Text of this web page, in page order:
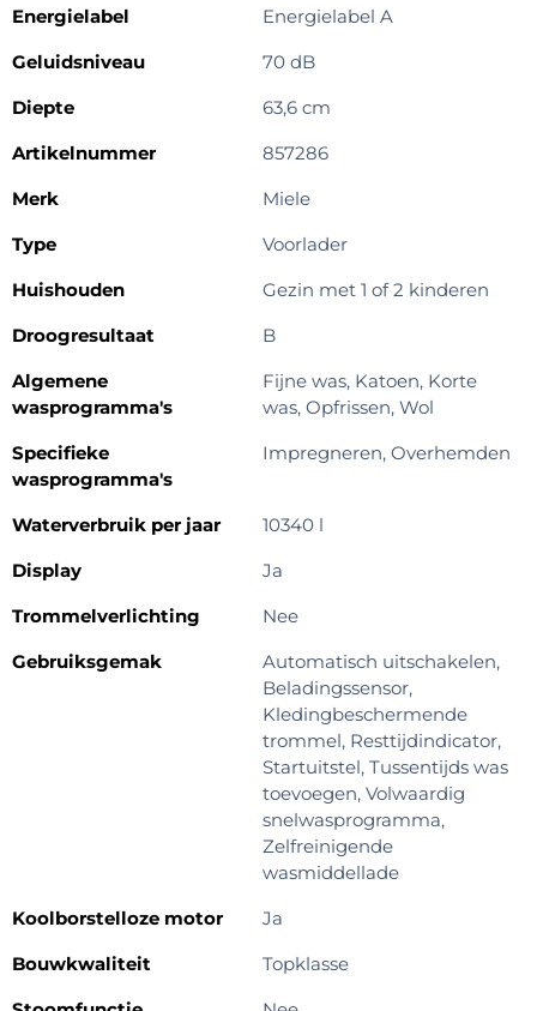
Energielabel
Energielabel A
Geluidsniveau
70 dB
Diepte
63,6 cm
Artikelnummer
857286
Merk
Miele
Type
Voorlader
Huishouden
Gezin met 1 of 2 kinderen
Droogresultaat
B
Algemene
wasprogramma's
Fijne was, Katoen, Korte
was, Opfrissen, Wol
Specifieke
wasprogramma's
Impregneren, Overhemden
Waterverbruik per jaar
10340 l
Display
Ja
Trommelverlichting
Nee
Gebruiksgemak
Automatisch uitschakelen,
Beladingssensor,
Kledingbeschermende
trommel, Resttijdindicator,
Startuitstel, Tussentijds was
toevoegen, Volwaardig
snelwasprogramma,
Zelfreinigende
wasmiddellade
Koolborstelloze motor
Ja
Bouwkwaliteit
Topklasse